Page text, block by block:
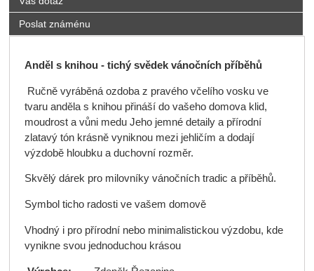
Poslat známénu
Anděl s knihou - tichý svědek vánočních příběhů
Ručně vyráběná ozdoba z pravého včelího vosku ve
tvaru anděla s knihou přináší do vašeho domova klid,
moudrost a vůni medu Jeho jemné detaily a přírodní
zlatavý tón krásně vyniknou mezi jehličím a dodají
výzdobě hloubku a duchovní rozměr.
Skvělý dárek pro milovníky vánočních tradic a příběhů.
Symbol ticho radosti ve vašem domově
Vhodný i pro přírodní nebo minimalistickou výzdobu, kde
vynikne svou jednoduchou krásou